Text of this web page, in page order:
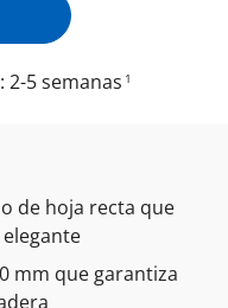
2-5 semanas 1
de hoja recta que
mm que garantiza